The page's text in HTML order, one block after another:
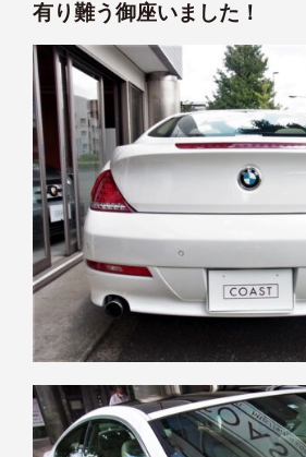
有り難う御座いました！